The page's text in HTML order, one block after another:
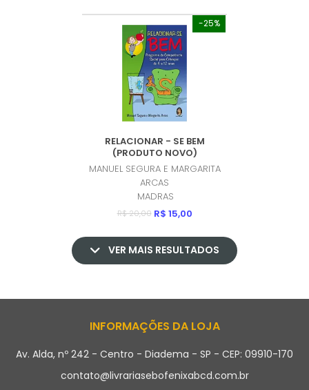
-25%
RELACIONAR - SE BEM
(PRODUTO NOVO)
MANUEL SEGURA E MARGARITA
ARCAS
MADRAS
R$ 20,00 R$ 15,00
VER MAIS RESULTADOS
INFORMAÇÕES DA LOJA
Av. Alda, nº 242 - Centro - Diadema - SP - CEP: 09910-170
contato@livrariasebofenixabcd.com.br